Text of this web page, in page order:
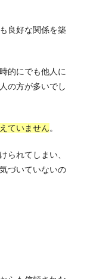
良好な関係を築
的にでも他人に
の方が多いでし
ていません。
られてしまい、
づいていないの